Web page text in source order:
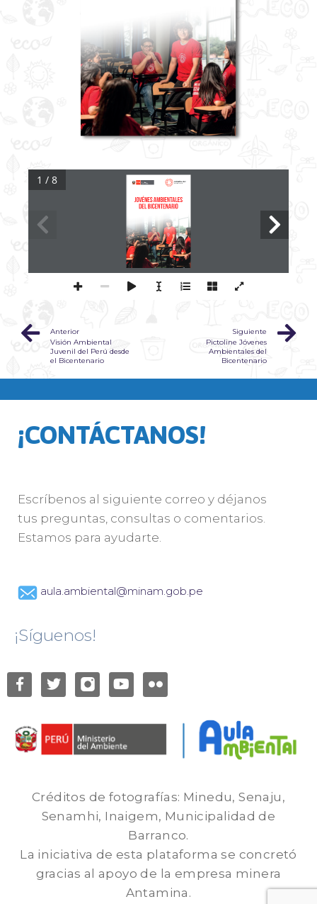
JOVÉNES AMBIENTALES
DEL BICENTENARIO
1 / 8
Anterior
Visión Ambiental
Juvenil del Perú desde
el Bicentenario
Siguiente
Pictoline Jóvenes
Ambientales del
Bicentenario
¡CONTÁCTANOS!
Escríbenos al siguiente correo y déjanos
tus preguntas, consultas o comentarios.
Estamos para ayudarte.
aula.ambiental@minam.gob.pe
¡Síguenos!
Créditos de fotografías: Minedu, Senaju,
Senamhi, Inaigem, Municipalidad de
Barranco.
La iniciativa de esta plataforma se concretó
gracias al apoyo de la empresa minera
Antamina.